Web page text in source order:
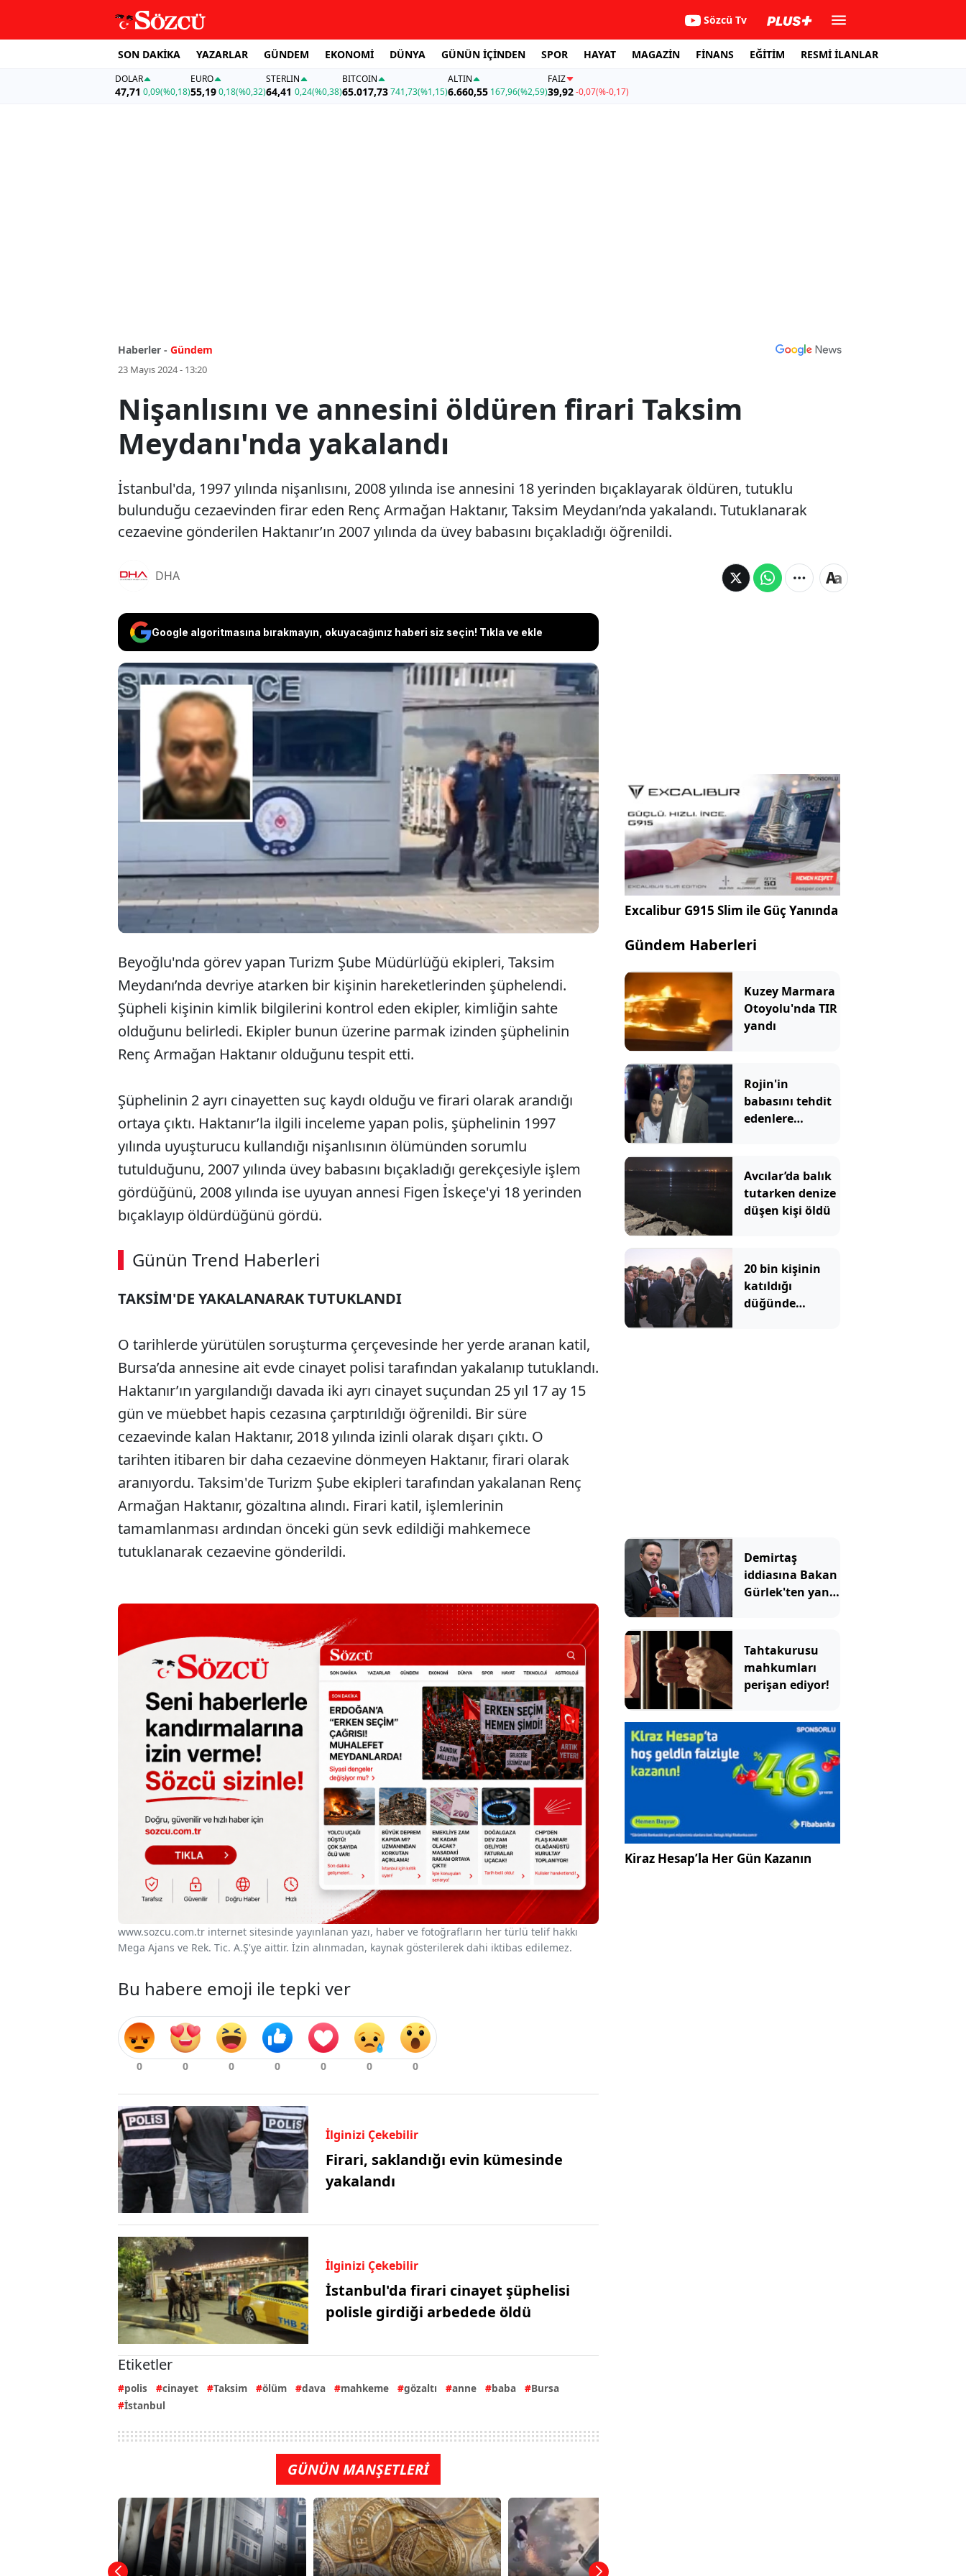
Sözcü Tv
SON DAKİKA YAZARLAR GÜNDEM EKONOMİ DÜNYA GÜNÜN İÇİNDEN SPOR HAYAT MAGAZİN FİNANS EĞİTİM RESMİ İLANLAR
DOLAR
47,71 0,09(%0,18)
EURO
55,19 0,18(%0,32)
STERLIN
64,41 0,24(%0,38)
BITCOIN
65.017,73741,73(%1,15)
ALTIN
6.660,55 167,96(%2,59)
FAİZ
39,92-0,07(%-0,17)
Haberler - Gündem
23 Mayıs 2024 - 13:20
Nişanlısını ve annesini öldüren firari Taksim
Meydanı'nda yakalandı
İstanbul'da, 1997 yılında nişanlısını, 2008 yılında ise annesini 18 yerinden bıçaklayarak öldüren, tutuklu
bulunduğu cezaevinden firar eden Renç Armağan Haktanır, Taksim Meydanı’nda yakalandı. Tutuklanarak
cezaevine gönderilen Haktanır’ın 2007 yılında da üvey babasını bıçakladığı öğrenildi.
DHA
Google algoritmasına bırakmayın, okuyacağınız haberi siz seçin! Tıkla ve ekle
İstanbul'da, 1997 yılında nişanlısını, 2008 yılında ise annesini 18
yerinden bıçaklayarak öldüren, tutuklu bulunduğu cezaevinden
firar eden Renç Armağan Haktanır, Taksim Meydanı’nda yakalandı.
Tutuklanarak cezaevine gönderilen Haktanır’ın 2007 yılında da üvey
babasını bıçakladığı öğrenildi.
Beyoğlu'nda görev yapan Turizm Şube Müdürlüğü ekipleri, Taksim
Meydanı’nda devriye atarken bir kişinin hareketlerinden şüphelendi.
Şüpheli kişinin kimlik bilgilerini kontrol eden ekipler, kimliğin sahte
olduğunu belirledi. Ekipler bunun üzerine parmak izinden şüphelinin
Renç Armağan Haktanır olduğunu tespit etti.
Şüphelinin 2 ayrı cinayetten suç kaydı olduğu ve firari olarak arandığı
ortaya çıktı. Haktanır’la ilgili inceleme yapan polis, şüphelinin 1997
yılında uyuşturucu kullandığı nişanlısının ölümünden sorumlu
tutulduğunu, 2007 yılında üvey babasını bıçakladığı gerekçesiyle işlem
gördüğünü, 2008 yılında ise uyuyan annesi Figen İskeçe'yi 18 yerinden
bıçaklayıp öldürdüğünü gördü.
Günün Trend Haberleri
00:02 / 08:15
TAKSİM'DE YAKALANARAK TUTUKLANDI
O tarihlerde yürütülen soruşturma çerçevesinde her yerde aranan katil,
Bursa’da annesine ait evde cinayet polisi tarafından yakalanıp tutuklandı.
Haktanır’ın yargılandığı davada iki ayrı cinayet suçundan 25 yıl 17 ay 15
gün ve müebbet hapis cezasına çarptırıldığı öğrenildi. Bir süre
cezaevinde kalan Haktanır, 2018 yılında izinli olarak dışarı çıktı. O
tarihten itibaren bir daha cezaevine dönmeyen Haktanır, firari olarak
aranıyordu. Taksim'de Turizm Şube ekipleri tarafından yakalanan Renç
Armağan Haktanır, gözaltına alındı. Firari katil, işlemlerinin
tamamlanması ardından önceki gün sevk edildiği mahkemece
tutuklanarak cezaevine gönderildi.
www.sozcu.com.tr internet sitesinde yayınlanan yazı, haber ve fotoğrafların her türlü telif hakkı
Mega Ajans ve Rek. Tic. A.Ş'ye aittir. İzin alınmadan, kaynak gösterilerek dahi iktibas edilemez.
Bu habere emoji ile tepki ver
İlginizi Çekebilir
Firari, saklandığı evin kümesinde
yakalandı
İlginizi Çekebilir
İstanbul'da firari cinayet şüphelisi
polisle girdiği arbedede öldü
Etiketler
polis cinayet Taksim ölüm dava mahkeme gözaltı anne baba
Bursa
İstanbul
GÜNÜN MANŞETLERİ
Excalibur G915 Slim ile Güç Yanında
Gündem Haberleri
Kuzey Marmara
Otoyolu'nda TIR
yandı
Rojin'in
babasını tehdit
edenlere
Avcılar’da balık
tutarken denize
düşen kişi öldü
20 bin kişinin
katıldığı
düğünde
Demirtaş
iddiasına Bakan
Gürlek'ten yanıt
Tahtakurusu
mahkumları
perişan ediyor!
Kiraz Hesap’la Her Gün Kazanın